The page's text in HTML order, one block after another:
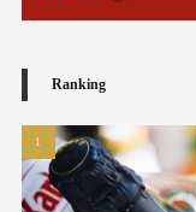
Ranking